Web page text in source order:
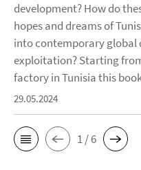
development? How do
hopes and dreams of
into contemporary
exploitation? Starting
factory in Tunisia this
29.05.2024
1 / 6